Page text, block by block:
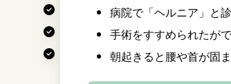
6. よくある質問
7. メッセージ｜健
病院で「ヘルニア」と
手術をすすめられたが
朝起きると腰や首が固